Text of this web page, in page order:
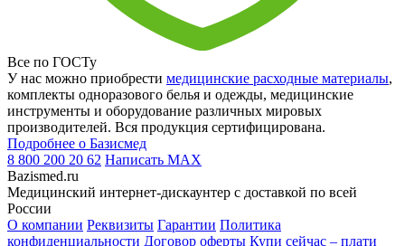
Все по ГОСТу
У нас можно приобрести медицинские расходные материалы,
комплекты одноразового белья и одежды, медицинские
инструменты и оборудование различных мировых
производителей. Вся продукция сертифицирована.
Подробнее о Базисмед
8 800 200 20 62 Написать MAX
Bazismed.ru
Медицинский интернет-дискаунтер с доставкой по всей
России
О компании Реквизиты Гарантии Политика
конфиденциальности Договор оферты Купи сейчас – плати